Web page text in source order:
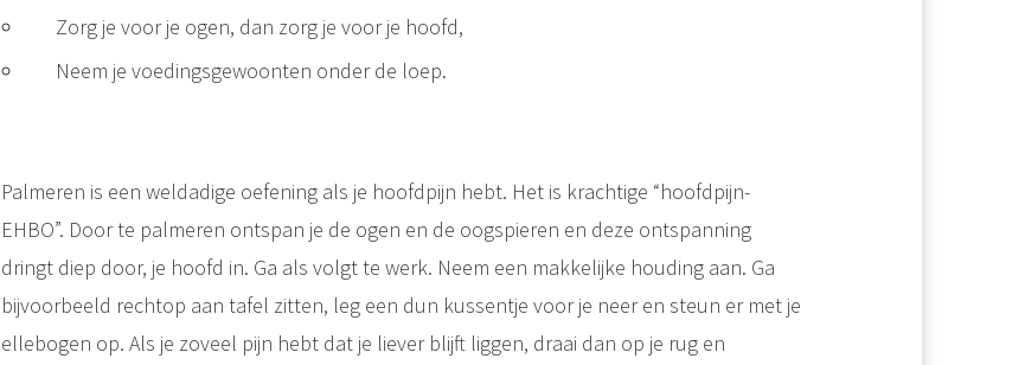
Zorg je voor je ogen, dan zorg je voor je hoofd,
Neem je voedingsgewoonten onder de loep.
Palmeren is een weldadige oefening als je hoofdpijn hebt. Het is krachtige “hoofdpijn-
EHBO”. Door te palmeren ontspan je de ogen en de oogspieren en deze ontspanning
dringt diep door, je hoofd in. Ga als volgt te werk. Neem een makkelijke houding aan. Ga
bijvoorbeeld rechtop aan tafel zitten, leg een dun kussentje voor je neer en steun er met je
ellebogen op. Als je zoveel pijn hebt dat je liever blijft liggen, draai dan op je rug en